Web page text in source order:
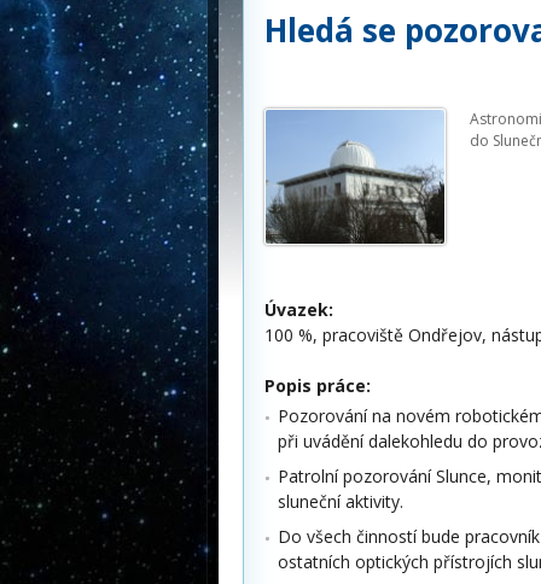
Hledá se
do
Úvazek:
100 %, pracoviště Ondřejov,
Popis práce:
Pozorování na novém
při uvádění dalekohledu do
Patrolní pozorování Slunce,
sluneční aktivity.
Do všech činností bude
ostatních optických přístrojích